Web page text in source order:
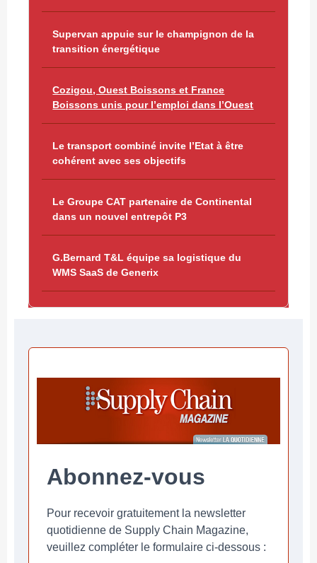
Supervan appuie sur le champignon de la
transition énergétique
Cozigou, Ouest Boissons et France
Boissons unis pour l’emploi dans l’Ouest
Le transport combiné invite l’Etat à être
cohérent avec ses objectifs
Le Groupe CAT partenaire de Continental
dans un nouvel entrepôt P3
G.Bernard T&L équipe sa logistique du
WMS SaaS de Generix